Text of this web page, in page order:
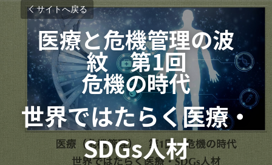
サイトへ戻る
医療と危機管理の波
紋　第1回
危機の時代
世界ではたらく医療・
SDGs人材​